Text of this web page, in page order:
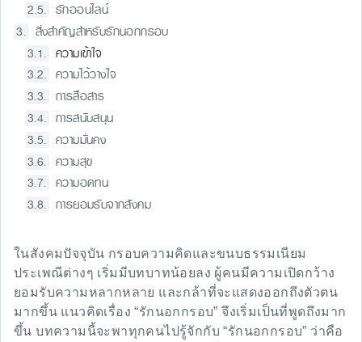
รักออนไลน์
สิ่งสำคัญสำหรับรักนอกกรอบ
ความเข้าใจ
ความไว้วางใจ
การสื่อสาร
การสนับสนุน
ความมั่นคง
ความสุข
ความอดทน
การยอมรับจากสังคม
ในสังคมปัจจุบัน กรอบความคิดและขนบธรรมเนียม
ประเพณีต่างๆ เริ่มมีบทบาทน้อยลง ผู้คนมีความเปิดกว้าง
ยอมรับความหลากหลาย และกล้าที่จะแสดงออกถึงตัวตน
มากขึ้น แนวคิดเรื่อง “รักนอกกรอบ” จึงเริ่มเป็นที่พูดถึงมาก
ขึ้น บทความนี้จะพาทุกคนไปรู้จักกับ “รักนอกกรอบ” ว่าคือ